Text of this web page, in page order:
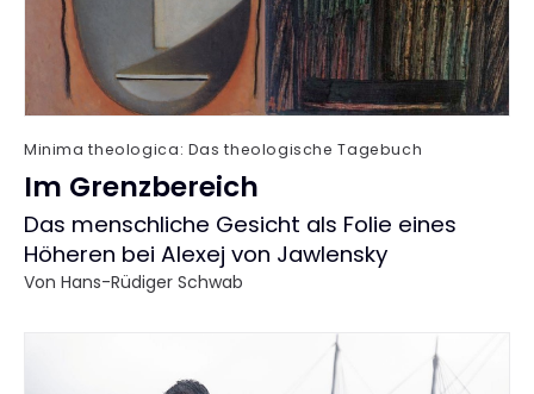
Minima theologica: Das theologische Tagebuch
Im Grenzbereich
:
Das menschliche Gesicht als Folie eines
Höheren bei Alexej von Jawlensky
Von Hans-Rüdiger Schwab